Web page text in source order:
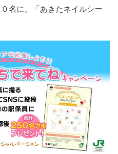
名に、「あきたネイルシー